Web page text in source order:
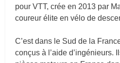
pour VTT, crée en 2013 par
coureur élite en vélo de
C’est dans le Sud de la
conçus à l’aide d’ingénieurs.